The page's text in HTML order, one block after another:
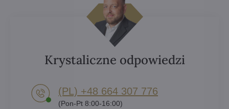
Krystaliczne odpowiedzi
(PL) +48 664 307 776
(Pon-Pt 8:00-16:00)